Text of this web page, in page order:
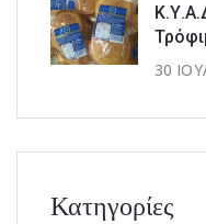
30
Κατηγορίες